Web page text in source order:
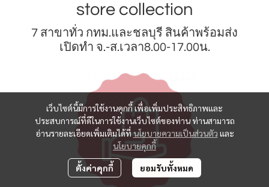
store collection
7 สาขาทั่ว กทม.และชลบุรี สินค้าพร้อมส่ง
เปิดทำ จ.-ส.เวลา8.00-17.00น.
เว็บไซต์นี้มีการใช้งานคุกกี้ เพื่อเพิ่มประสิทธิภาพและ
ประสบการณ์ที่ดีในการใช้งานเว็บไซต์ของท่าน ท่านสามารถ
อ่านรายละเอียดเพิ่มเติมได้ที่ นโยบายความเป็นส่วนตัว และ
นโยบายคุกกี้
ตั้งค่าคุกกี้ ยอมรับทั้งหมด